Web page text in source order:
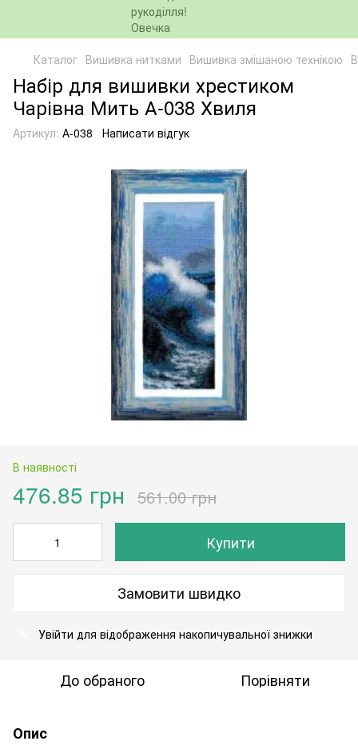
Каталог Вишивка нитками Вишивка змішаною технікою
Набір для вишивки хрестиком
Чарівна Мить А-038 Хвиля
Артикул: А-038 Написати відгук
В наявності
476.85 грн 561.00 грн
Купити
Замовити швидко
Увійти для відображення накопичувальної знижки
До обраного Порівняти
Опис